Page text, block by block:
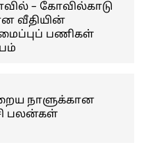
– கோவில்காடு
வீதியின்
பணிகள்
நாளுக்கான
பலன்கள்